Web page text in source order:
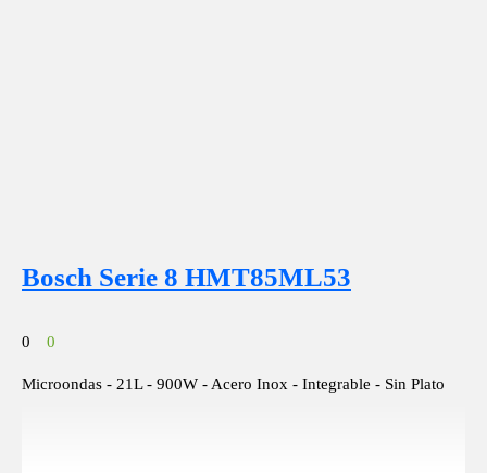
Bosch Serie 8 HMT85ML53
0 0
Microondas - 21L - 900W - Acero Inox - Integrable - Sin Plato